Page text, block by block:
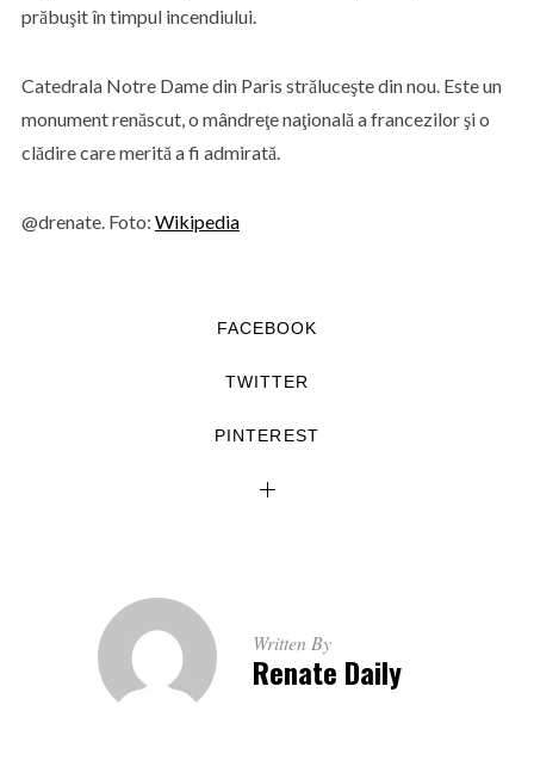
prăbuşit în timpul incendiului.
Catedrala Notre Dame din Paris străluceşte din nou. Este un
monument renăscut, o mândreţe naţională a francezilor şi o
clădire care merită a fi admirată.
@drenate. Foto: Wikipedia
FACEBOOK
TWITTER
PINTEREST
Written By
Renate Daily